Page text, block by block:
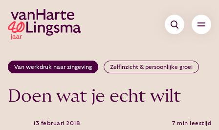
Van werkdruk naar zingeving Zelfinzicht & persoonlijke groei
Doen wat je echt wilt
13 februari 2018 7 min leestijd